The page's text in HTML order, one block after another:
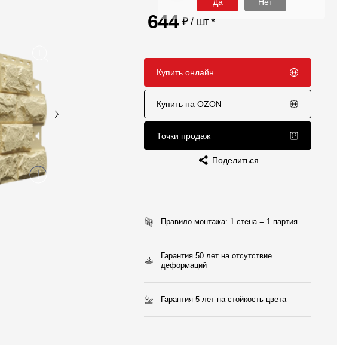
Отправка рекламации
644 ₽ / шт*
Правило монтажа: 1 стена = 1 партия
Гарантия 50 лет на отсутствие
деформаций
Гарантия 5 лет на стойкость цвета
Купить онлайн
Купить на OZON
Точки продаж
Поделиться